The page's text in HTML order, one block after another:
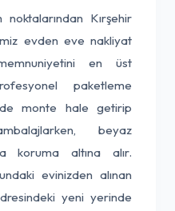
Kırşehir
evden eve nakliyat
en üst
paketleme
de monte hale getirip
beyaz
koruma altına alır.
evinizden alınan
yeni yerinde